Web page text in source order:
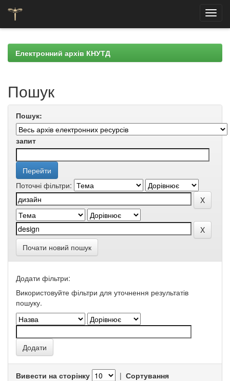
navigationЕлектронний архів КНУТД
Пошук
Пошук:
запит
Поточні фільтри:
Почати новий пошук
Додати фільтри:
Використовуйте фільтри для уточнення результатів
пошуку.
Вивести на сторінку | Сортування